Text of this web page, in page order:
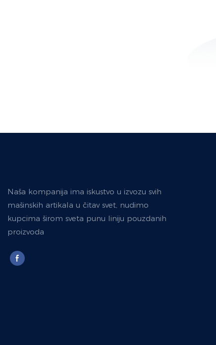
Naša kompanija ima iskustvo u izvozu svih
mašinskih artikala u čitav svet, nudimo
kupcima širom sveta punu liniju pouzdanih
proizvoda